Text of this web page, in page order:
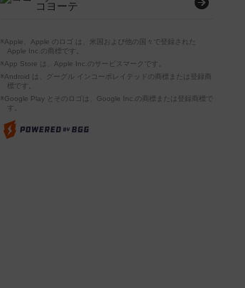
コヨーテ
※Apple、Apple のロゴ は、米国および他の国々で登録された
Apple Inc.の商標です。
※App Store は、Apple Inc.のサービスマークです。
※Android は、グーグル インコーポレイテッドの商標または登録商
標です。
※Google Play とそのロゴは、Google Inc.の商標または登録商標で
す。